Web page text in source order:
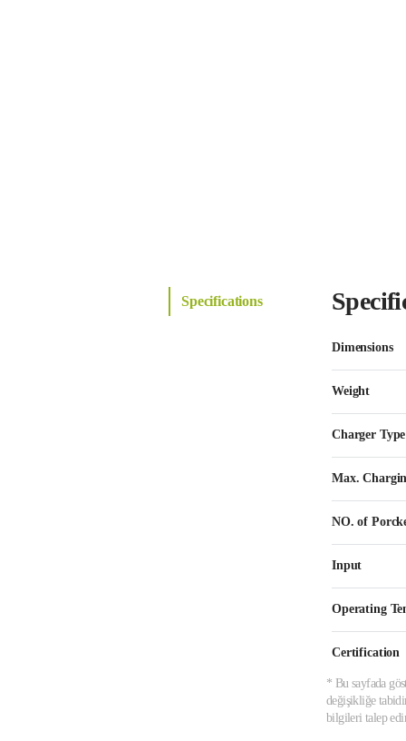
Specifications
Dimensions
Weight
Charger Type
Max.
NO. of
Input
Operating
Certification
* Bu sayfada
değişikliğe
bilgileri talep